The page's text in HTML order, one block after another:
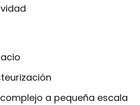
a pequeña escala